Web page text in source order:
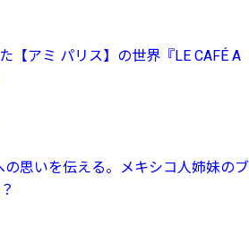
【アミ パリス】の世界『LE CAFÉ A
思いを伝える。メキシコ人姉妹のブ